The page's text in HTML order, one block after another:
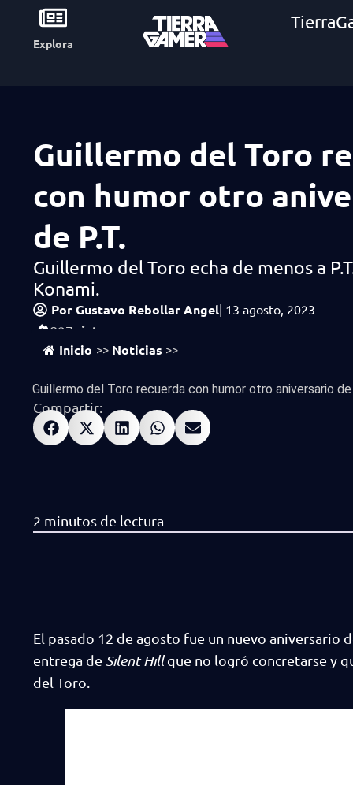
Explora
Guillermo del Toro
con humor otro
de P.T.
Guillermo del Toro echa de menos a
Konami.
PorGustavo Rebollar Angel| 13 agosto, 2023
827 vistas
Inicio >> Noticias >>
Guillermo del Toro recuerda con humor otro aniversario de
Compartir:
El pasado 12 de agosto fue un nuevo aniversario
entrega de Silent Hillque no logró concretarse y
del Toro.